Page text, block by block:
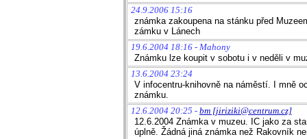
24.9.2006 15:16
známka zakoupena na stánku před
zámku v Lánech
19.6.2004 18:16 - Mahony
Známku lze koupit v sobotu i v neděli v
13.6.2004 23:24
V infocentru-knihovně na náměstí. I mně
známku.
12.6.2004 20:25 - bm [jiriziki@centrum.cz]
12.6.2004 Známka v muzeu. IC jako za
úplně. Žádná jiná známka než Rakovník